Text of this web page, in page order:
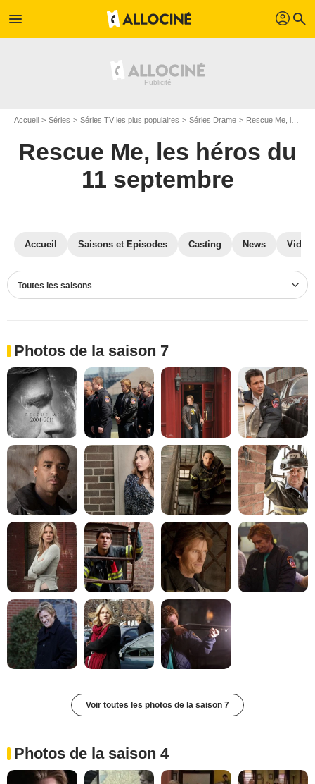
menu profil search
Accueil Séries Séries TV les plus populaires Séries Drame Rescue Me, les héros du 11 septembre
Rescue Me, les héros du
11 septembre
Accueil Saisons et Episodes Casting News
Toutes les saisons
Photos de la saison 7
Voir toutes les photos de la saison 7
Photos de la saison 4